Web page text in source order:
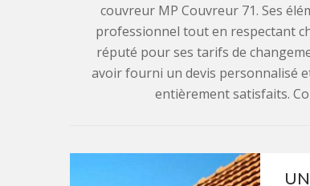
couvreur MP Couvreur 71. Ses
professionnel tout en respectant
réputé pour ses tarifs de
avoir fourni un devis personnalisé
entièrement satisfaits.